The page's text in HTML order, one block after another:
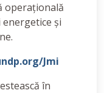
operațională
și
Jmi
în